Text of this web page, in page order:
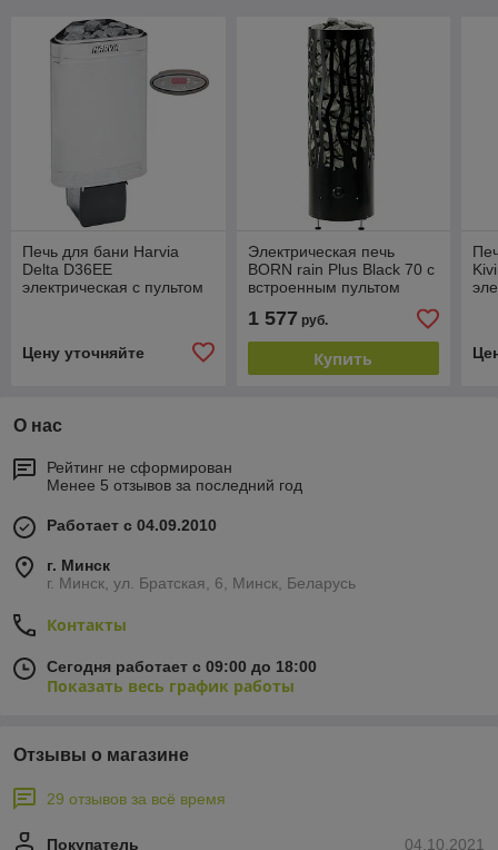
Печь для бани Harvia
Delta D36EE
электрическая с пультом
Цену уточняйте
Электрическая печь
BORN rain Plus Black 70 с
встроенным пультом
1 577 руб.
Купить
О нас
Рейтинг не сформирован
Менее 5 отзывов за последний год
Работает с 04.09.2010
г. Минск
г. Минск, ул. Братская, 6, Минск, Беларусь
Контакты
Сегодня работает с 09:00 до 18:00
Показать весь график работы
Отзывы о магазине
29 отзывов за всё время
04.10.2021
Покупатель